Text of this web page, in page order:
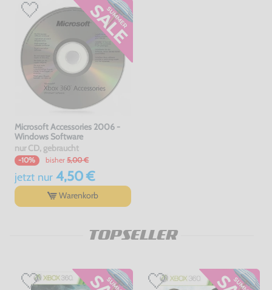
Microsoft Accessories 2006 -
Windows Software
nur CD, gebraucht
-10% bisher 5,00 €
jetzt nur4,50 €
Warenkorb
TOPSELLER